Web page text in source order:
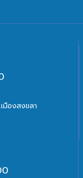
มืองสงขลา